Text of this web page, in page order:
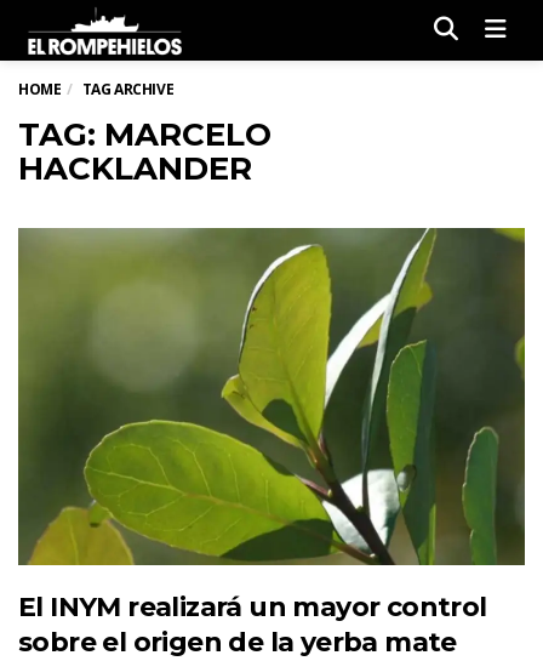
HOME TAG ARCHIVE
TAG: MARCELO
HACKLANDER
El INYM realizará un mayor control
sobre el origen de la yerba mate